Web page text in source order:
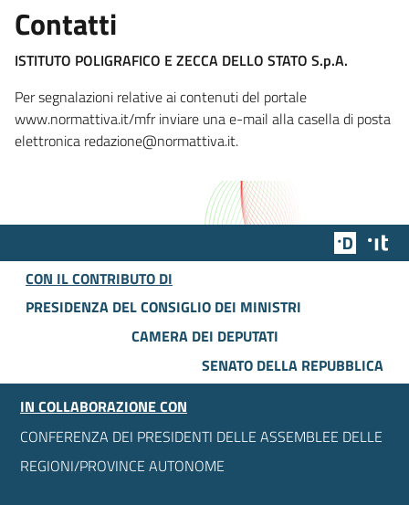
Contatti
ISTITUTO POLIGRAFICO E ZECCA DELLO STATO S.p.A.
Per segnalazioni relative ai contenuti del portale
www.normattiva.it/mfr inviare una e-mail alla casella di posta
elettronica redazione@normattiva.it.
Team
CON IL CONTRIBUTO DI
PRESIDENZA DEL CONSIGLIO DEI MINISTRI
CAMERA DEI DEPUTATI
SENATO DELLA REPUBBLICA
IN COLLABORAZIONE CON
CONFERENZA DEI PRESIDENTI DELLE ASSEMBLEE DELLE
REGIONI/PROVINCE AUTONOME